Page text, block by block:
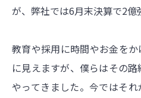
が、弊社では6月末決算で2億
教育や採用に時間やお金を
に見えますが、僕らはその
やってきました。今ではそ